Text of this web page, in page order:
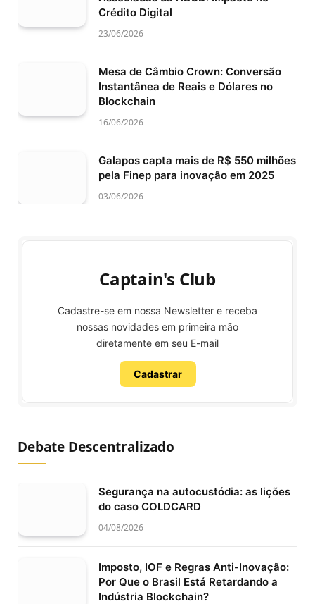
Crédito Digital
23/06/2026
Mesa de Câmbio Crown: Conversão
Instantânea de Reais e Dólares no
Blockchain
16/06/2026
Galapos capta mais de R$ 550 milhões
pela Finep para inovação em 2025
03/06/2026
Captain's Club
Cadastre-se em nossa Newsletter e receba
nossas novidades em primeira mão
diretamente em seu E-mail
Cadastrar
Debate Descentralizado
Segurança na autocustódia: as lições
do caso COLDCARD
04/08/2026
Imposto, IOF e Regras Anti-Inovação:
Por Que o Brasil Está Retardando a
Indústria Blockchain?